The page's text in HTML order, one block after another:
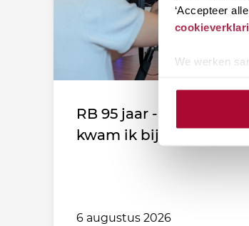
‘Accepteer
We werken
RB 95 jaar - Leden
kwam ik bij de
6 augustus 2026